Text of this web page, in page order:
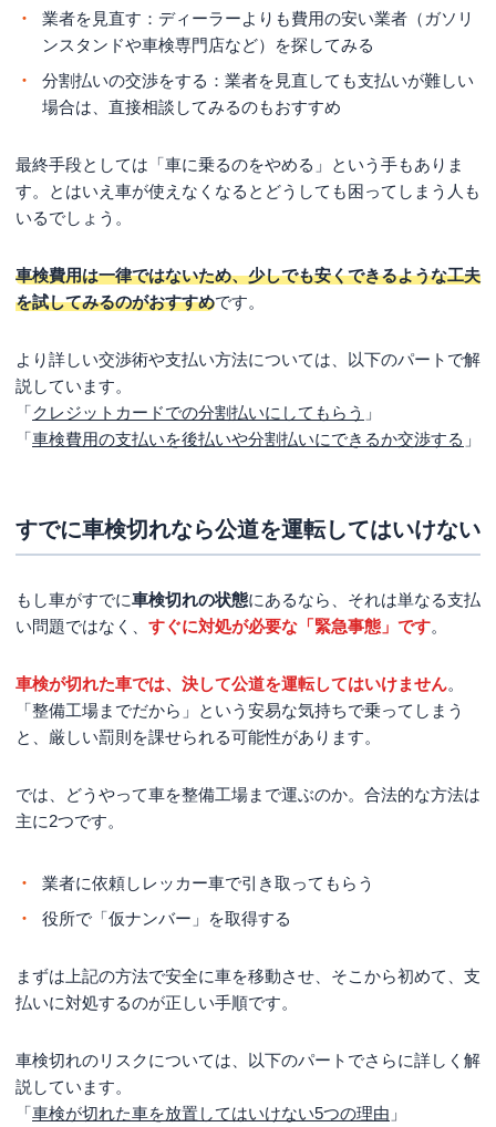
業者を見直す：ディーラーよりも費用の安い業者（ガソリ
ンスタンドや車検専門店など）を探してみる
分割払いの交渉をする：業者を見直しても支払いが難しい
場合は、直接相談してみるのもおすすめ
最終手段としては「車に乗るのをやめる」という手もありま
す。とはいえ車が使えなくなるとどうしても困ってしまう人も
いるでしょう。
車検費用は一律ではないため、少しでも安くできるような工夫
を試してみるのがおすすめです。
より詳しい交渉術や支払い方法については、以下のパートで解
説しています。
「 クレジットカードでの分割払いにしてもらう 」
「 車検費用の支払いを後払いや分割払いにできるか交渉する 」
すでに車検切れなら公道を運転してはいけない
もし車がすでに車検切れの状態にあるなら、それは単なる支払
い問題ではなく、 すぐに対処が必要な「緊急事態」です。
車検が切れた車では、決して公道を運転してはいけません。
「整備工場までだから」という安易な気持ちで乗ってしまう
と、厳しい罰則を課せられる可能性があります。
では、どうやって車を整備工場まで運ぶのか。合法的な方法は
主に2つです。
業者に依頼しレッカー車で引き取ってもらう
役所で「仮ナンバー」を取得する
まずは上記の方法で安全に車を移動させ、そこから初めて、支
払いに対処するのが正しい手順です。
車検切れのリスクについては、以下のパートでさらに詳しく解
説しています。
「 車検が切れた車を放置してはいけない5つの理由 」